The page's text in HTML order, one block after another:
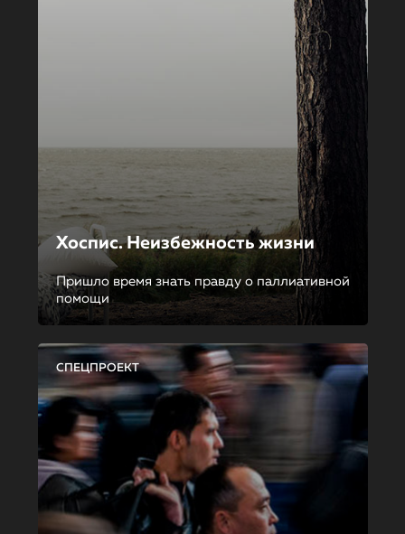
Хоспис. Неизбежность жизни
Пришло время знать правду о паллиативной
помощи
СПЕЦПРОЕКТ